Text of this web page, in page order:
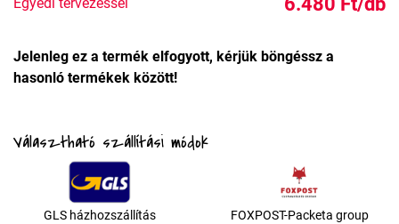
Jelenleg ez a termék elfogyott, kérjük böngéssz a
hasonló termékek között!
Választható szállítási módok
GLS házhozszállítás
FOXPOST-Packeta group